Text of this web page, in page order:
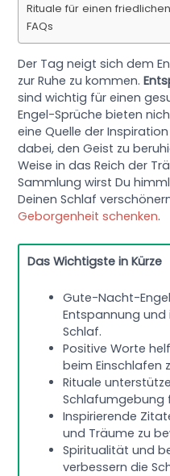
Rituale für einen
FAQs
Der Tag neigt sich dem
zur Ruhe zu kommen.
sind wichtig für einen
Engel-Sprüche bieten
eine Quelle der
dabei, den Geist zu
Weise in das Reich der
Sammlung wirst Du
Deinen Schlaf
Geborgenheit schenken.
Das Wichtigste in Kürze
Gute-Nacht-
Entspannung und
Schlaf.
Positive Worte
beim Einschlafen
Rituale
Schlafumgebung
Inspirierende
und Träume zu
Spiritualität und
verbessern die